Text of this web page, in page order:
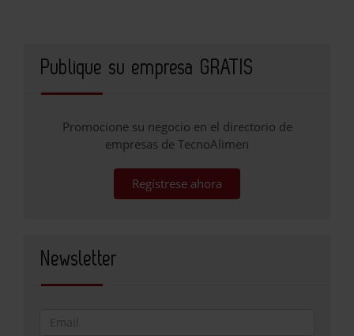
Publique su empresa GRATIS
Promocione su negocio en el directorio de
empresas de TecnoAlimen
Regístrese ahora
Newsletter